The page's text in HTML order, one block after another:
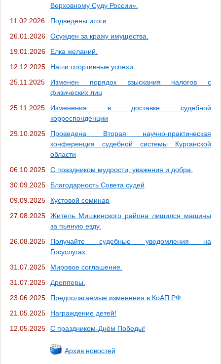
Верховному Суду России».
11.02.2026
Подведены итоги.
26.01.2026
Осужден за кражу имущества.
19.01.2026
Елка желаний.
12.12.2025
Наши спортивные успехи.
25.11.2025
Изменен порядок взыскания налогов с
физических лиц
25.11.2025
Изменения в доставке судебной
корреспонденции
29.10.2025
Проведена Вторая научно-практическая
конференция судебной системы Курганской
области
06.10.2025
С праздником мудрости, уважения и добра.
30.09.2025
Благодарность Совета судей
09.09.2025
Кустовой семинар
27.08.2025
Житель Мишкинского района лишился машины
за пьяную езду.
26.08.2025
Получайте судебные уведомления на
Госуслугах.
31.07.2025
Мировое соглашение.
31.07.2025
Дропперы.
23.06.2025
Предполагаемые изменения в КоАП РФ
21.05.2025
Награждение детей!
12.05.2025
С праздником-Днём Победы!
Архив новостей